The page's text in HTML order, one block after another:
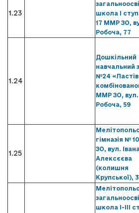
1.23
школа І
17 ММР ЗО,
Робоча, 77
1.24
Дошкільний
навчальний
№24
ММР ЗО, вул.
Робоча, 59
1.25
гімназія №
ЗО, вул.
Алексєєва
(колишня
Крупської), 3
школа І-ІІІ